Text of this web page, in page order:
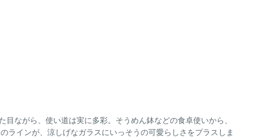
ながら、使い道は実に多彩。そうめん鉢などの食卓使いから、
ラインが、涼しげなガラスにいっそうの可愛らしさをプラスしま